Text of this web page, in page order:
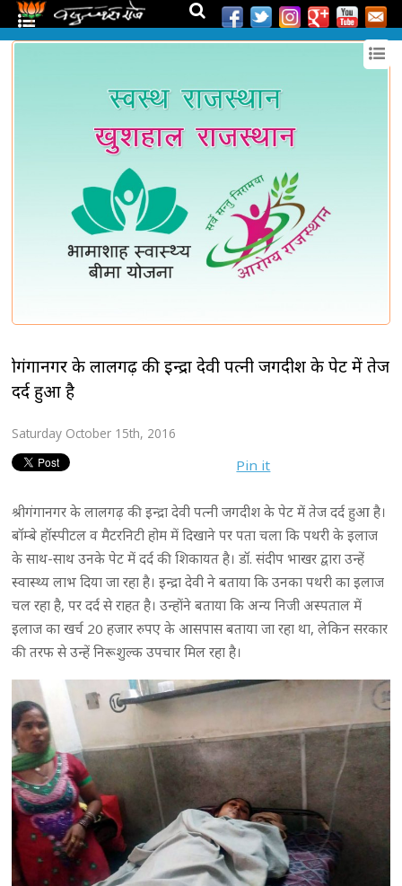
श्रीगंगानगर के लालगढ़ की इन्द्रा देवी पत्नी जगदीश के पेट में तेज
दर्द हुआ है
Saturday October 15th, 2016
Pin it
श्रीगंगानगर के लालगढ़ की इन्द्रा देवी पत्नी जगदीश के पेट में तेज दर्द हुआ है।
बॉम्बे हॉस्पीटल व मैटरनिटी होम में दिखाने पर पता चला कि पथरी के इलाज
के साथ-साथ उनके पेट में दर्द की शिकायत है। डॉ. संदीप भाखर द्वारा उन्हें
स्वास्थ्य लाभ दिया जा रहा है। इन्द्रा देवी ने बताया कि उनका पथरी का इलाज
चल रहा है, पर दर्द से राहत है। उन्होंने बताया कि अन्य निजी अस्पताल में
इलाज का खर्च 20 हजार रुपए के आसपास बताया जा रहा था, लेकिन सरकार
की तरफ से उन्हें निरूशुल्क उपचार मिल रहा है।